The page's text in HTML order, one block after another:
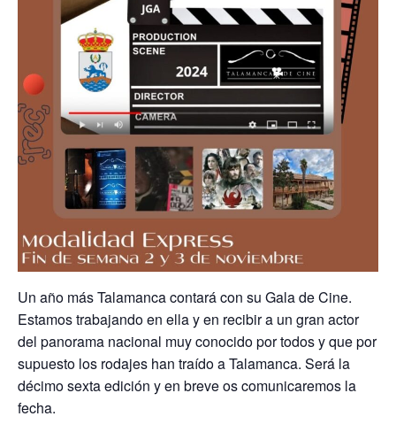
Un año más Talamanca contará con su Gala de Cine.
Estamos trabajando en ella y en recibir a un gran actor
del panorama nacional muy conocido por todos y que por
supuesto los rodajes han traído a Talamanca. Será la
décimo sexta edición y en breve os comunicaremos la
fecha.